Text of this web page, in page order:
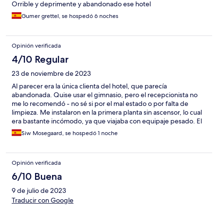
Orrible y deprimente y abandonado ese hotel
Gumer grettel, se hospedó 6 noches
Opinión verificada
4/10 Regular
23 de noviembre de 2023
Al parecer era la única clienta del hotel, que parecía
abandonada. Quise usar el gimnasio, pero el recepcionista no
me lo recomendó - no sé si por el mal estado o por falta de
limpieza. Me instalaron en la primera planta sin ascensor, lo cual
era bastante incómodo, ya que viajaba con equipaje pesado. El
recepcionista y la camarera del bar eran amables, pero no fue
suficiente para mejorar la experiencia
Siw Mosegaard, se hospedó 1 noche
Opinión verificada
6/10 Buena
9 de julio de 2023
Traducir con Google